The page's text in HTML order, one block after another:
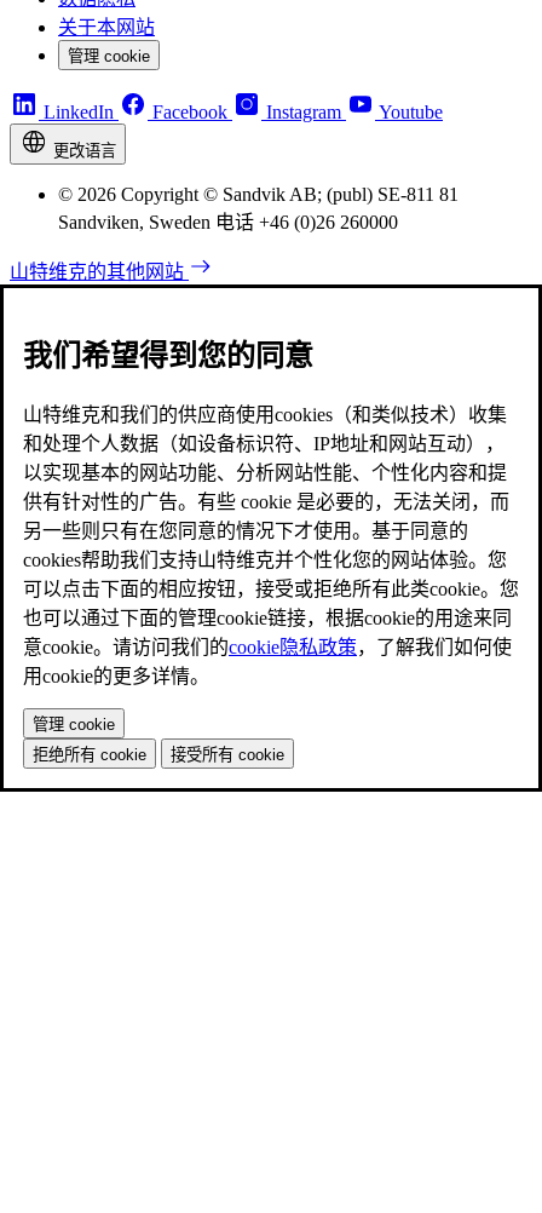
关于本网站
管理 cookie
LinkedIn Facebook Instagram Youtube
更改语言
© 2026 Copyright © Sandvik AB; (publ) SE-811 81
Sandviken, Sweden 电话 +46 (0)26 260000
山特维克的其他网站
我们希望得到您的同意
山特维克和我们的供应商使用cookies（和类似技术）收集
和处理个人数据（如设备标识符、IP地址和网站互动），
以实现基本的网站功能、分析网站性能、个性化内容和提
供有针对性的广告。有些 cookie 是必要的，无法关闭，而
另一些则只有在您同意的情况下才使用。基于同意的
cookies帮助我们支持山特维克并个性化您的网站体验。您
可以点击下面的相应按钮，接受或拒绝所有此类cookie。您
也可以通过下面的管理cookie链接，根据cookie的用途来同
意cookie。请访问我们的cookie隐私政策，了解我们如何使
用cookie的更多详情。
管理 cookie
拒绝所有 cookie
接受所有 cookie